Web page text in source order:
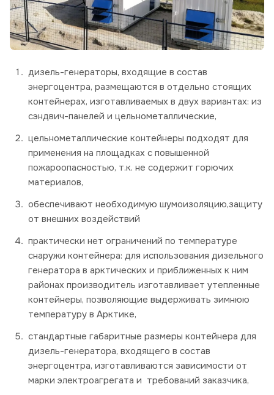
дизель-генераторы, входящие в состав
энергоцентра, размещаются в отдельно стоящих
контейнерах, изготавливаемых в двух вариантах: из
сэндвич-панелей и цельнометаллические,
цельнометаллические контейнеры подходят для
применения на площадках с повышенной
пожароопасностью, т.к. не содержит горючих
материалов,
обеспечивают необходимую шумоизоляцию,защиту
от внешних воздействий
практически нет ограничений по температуре
снаружи контейнера: для использования дизельного
генератора в арктических и приближенных к ним
районах производитель изготавливает утепленные
контейнеры, позволяющие выдерживать зимнюю
температуру в Арктике,
стандартные габаритные размеры контейнера для
дизель-генератора, входящего в состав
энергоцентра, изготавливаются зависимости от
марки электроагрегата и требований заказчика,